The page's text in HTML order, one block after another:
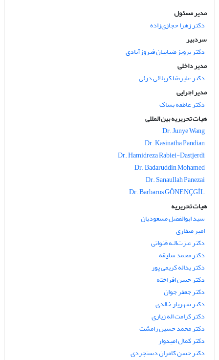
مدیر مسئول
دکتر زهرا حجازی‌زاده
سردبیر
دکتر پرویز ضیاییان فیروزآبادی
مدیر داخلی
دکتر علیرضا کربلائی درئی
مدیر اجرایی
دکتر عاطفه بساک
هیات تحریریه بین المللی
Dr. Junye Wang
Dr. Kasinatha Pandian
Dr. Hamidreza Rabiei-Dastjerdi
Dr. Badaruddin Mohamed
Dr. Sanaullah Panezai
Dr. Barbaros GÖNENÇGİL
هیات تحریریه
سید ابوالفضل مسعودیان
امیر صفاری
دکتر عـزت‌الـه قنواتی
دکتر محمد سلیقه
دکتر یداله کریمی پور
دکتر حسن افراخته
دکتر جعفر جوان
دکتر شهریار خالدی
دکتر کرامت اله زیاری
دکتر محمد حسین رامشت
دکتر کمال امیدوار
دکتر حسن کامران دستجردی